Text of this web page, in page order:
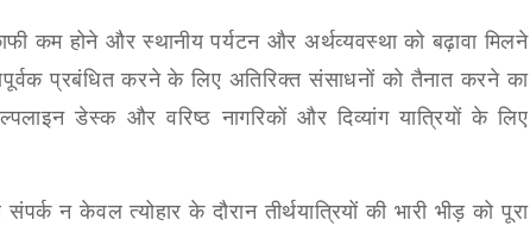
कम होने और स्थानीय पर्यटन और अर्थव्यवस्था को बढ़ावा मिलने
प्रबंधित करने के लिए अतिरिक्त संसाधनों को तैनात करने का
डेस्क और वरिष्ठ नागरिकों और दिव्यांग यात्रियों के लिए
न केवल त्योहार के दौरान तीर्थयात्रियों की भारी भीड़ को पूरा